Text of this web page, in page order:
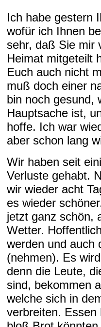
Ich habe gestern
wofür ich Ihnen
sehr, daß Sie mir
Heimat mitgeteilt
Euch auch nicht
muß doch einer
bin noch gesund,
Hauptsache ist,
hoffe. Ich war
aber schon lang
Wir haben seit
Verluste gehabt.
wir wieder acht
es wieder
jetzt ganz schön,
Wetter.
werden und auch
(nehmen). Es
denn die Leute,
sind, bekommen
welche sich in
verbreiten. Essen